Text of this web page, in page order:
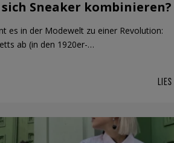
Sneaker kombinieren?
es in der Modewelt zu einer Revolution:
ab (in den 1920er-…
LIES